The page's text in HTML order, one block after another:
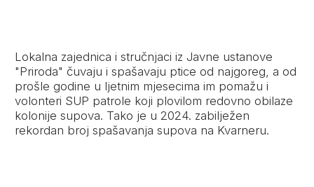
Lokalna zajednica i stručnjaci iz Javne ustanove
"Priroda" čuvaju i spašavaju ptice od najgoreg, a od
prošle godine u ljetnim mjesecima im pomažu i
volonteri SUP patrole koji plovilom redovno obilaze
kolonije supova. Tako je u 2024. zabilježen
rekordan broj spašavanja supova na Kvarneru.